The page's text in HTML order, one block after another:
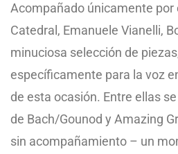
Acompañado únicamente por
Catedral, Emanuele Vianelli,
minuciosa selección de
específicamente para la voz
de esta ocasión. Entre ellas
de Bach/Gounod y Amazing
sin acompañamiento – un